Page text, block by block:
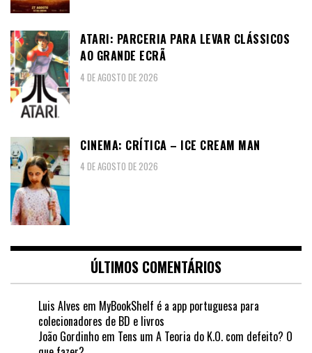
ATARI: PARCERIA PARA LEVAR CLÁSSICOS
AO GRANDE ECRÃ
4 DE AGOSTO DE 2026
CINEMA: CRÍTICA – ICE CREAM MAN
4 DE AGOSTO DE 2026
ÚLTIMOS COMENTÁRIOS
Luis Alves em MyBookShelf é a app portuguesa para
colecionadores de BD e livros
João Gordinho em Tens um A Teoria do K.O. com defeito? O